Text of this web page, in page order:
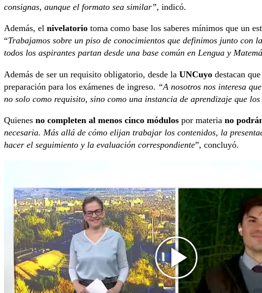
consignas, aunque el formato sea similar”, indicó.
Además, el nivelatorio toma como base los saberes mínimos que un
“Trabajamos sobre un piso de conocimientos que definimos junto con
todos los aspirantes partan desde una base común en Lengua y
Además de ser un requisito obligatorio, desde la UNCuyo destacan
preparación para los exámenes de ingreso. “A nosotros nos interesa
no solo como requisito, sino como una instancia de aprendizaje que
Quienes no completen al menos cinco módulos por materia no
necesaria. Más allá de cómo elijan trabajar los contenidos, la
hacer el seguimiento y la evaluación correspondiente”, concluyó.